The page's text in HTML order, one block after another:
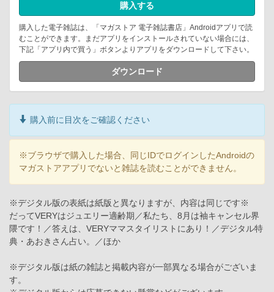
購入する
購入した電子雑誌は、「マガストア 電子雑誌書店」Androidアプリで読
むことができます。まだアプリをインストールされていない場合には、
下記「アプリ内で買う」ボタンよりアプリをダウンロードして下さい。
ダウンロード
購入前に目次をご確認ください
※ブラウザで購入した場合、同じIDでログインしたAndroidの
マガストアアプリでないと雑誌を読むことができません。
※デジタル版の表紙は紙版と異なりますが、内容は同じです※
だってVERYはジュエリー適齢期／私たち、8月は袖キャンセル界
隈です！／答えは、VERYママスタイリストにあり！／デジタル特
典・あおきさん占い。／ほか
※デジタル版は紙の雑誌と掲載内容が一部異なる場合がございま
す。